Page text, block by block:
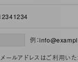
例：
メールアドレスはご利用い